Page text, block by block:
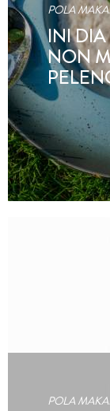
POLA
INI
NON
POLA